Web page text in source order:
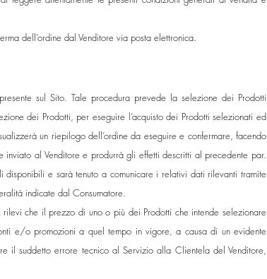
dell’ordine dal Venditore via posta elettronica.
sul Sito. Tale procedura prevede la selezione dei Prodotti
dei Prodotti, per eseguire l’acquisto dei Prodotti selezionati ed
un riepilogo dell’ordine da eseguire e confermare, facendo
inviato al Venditore e produrrà gli effetti descritti al precedente par.
e sarà tenuto a comunicare i relativi dati rilevanti tramite
indicate dal Consumatore.
che il prezzo di uno o più dei Prodotti che intende selezionare
e/o promozioni a quel tempo in vigore, a causa di un evidente
il suddetto errore tecnico al Servizio alla Clientela del Venditore,